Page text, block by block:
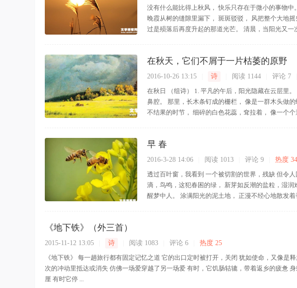
没有什么能比得上秋风， 快乐只存在于微小的事物中
晚霞从树的缝隙里漏下， 斑斑驳驳， 风把整个大地
过是殒落后再度升起的那道光芒。 清晨，当阳光又一
在秋天，它们不屑于一片枯萎的原野
2016-10-26 13:15 诗 阅读 1144 评论 7
在秋日 （组诗） 1. 平凡的午后，阳光隐藏在云层里
鼻腔。 那里，长木条钉成的栅栏， 像是一群木头做
不结果的时节， 细碎的白色花蕊，耷拉着， 像一个
早 春
2016-3-28 14:06 阅读 1013 评论 9
热度 34
透过百叶窗，我看到 一个被切割的世界，残缺 但令
滴，鸟鸣，这犯春困的绿， 新芽如反潮的盐粒，湿
醒梦中人。 涂满阳光的泥土地， 正漫不经心地散发
《地下铁》（外三首）
2015-11-12 13:05 诗 阅读 1083 评论 6
热度 25
《地下铁》 每一趟旅行都有固定记忆之道 它的出口定时被打开，关闭 犹如使命，又像是
次的冲动里抵达或消失 仿佛一场爱穿越了另一场爱 有时，它饥肠轱辘，带着返乡的疲惫
厘 有时它停 ...